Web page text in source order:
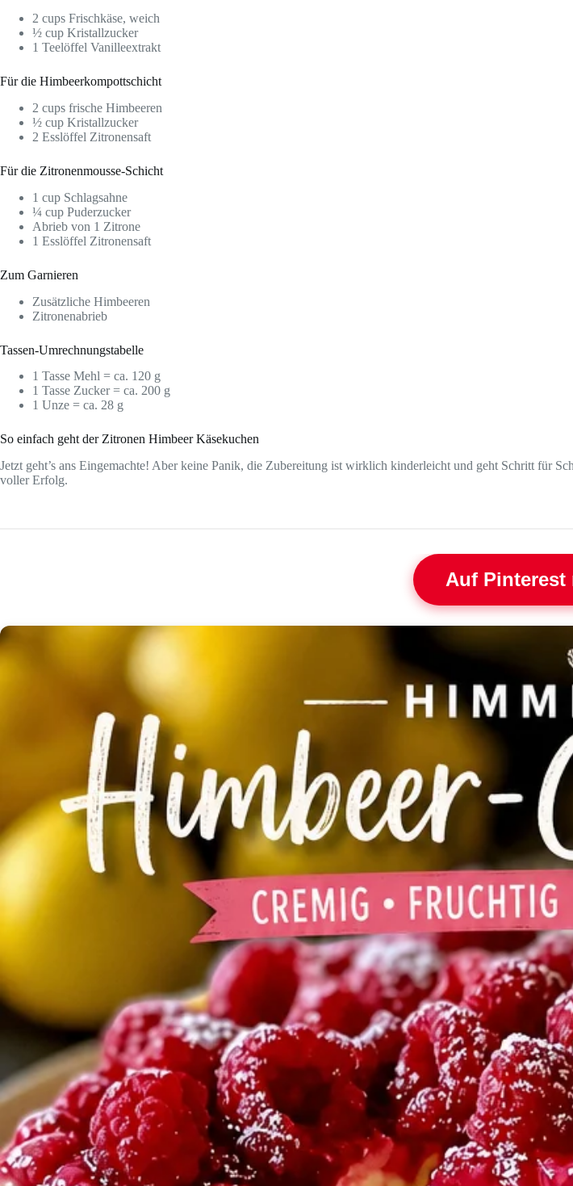
2 cups Frischkäse, weich
½ cup Kristallzucker
1 Teelöffel Vanilleextrakt
Für die Himbeerkompottschicht
2 cups frische Himbeeren
½ cup Kristallzucker
2 Esslöffel Zitronensaft
Für die Zitronenmousse-Schicht
1 cup Schlagsahne
¼ cup Puderzucker
Abrieb von 1 Zitrone
1 Esslöffel Zitronensaft
Zum Garnieren
Zusätzliche Himbeeren
Zitronenabrieb
Tassen-Umrechnungstabelle
1 Tasse Mehl = ca. 120 g
1 Tasse Zucker = ca. 200 g
1 Unze = ca. 28 g
So einfach geht der Zitronen Himbeer Käsekuchen
Jetzt geht’s ans Eingemachte! Aber keine Panik, die Zubereitung ist wirklich kinderleicht und geht Schritt für
voller Erfolg.
Auf Pinterest